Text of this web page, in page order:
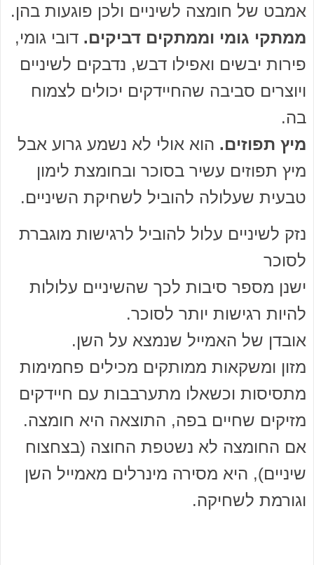
אמבט של חומצה לשיניים ולכן פוגעות בהן.
ממתקי גומי וממתקים דביקים. דובי גומי,
פירות יבשים ואפילו דבש, נדבקים לשיניים
ויוצרים סביבה שהחיידקים יכולים לצמוח
בה.
מיץ תפוזים. הוא אולי לא נשמע גרוע אבל
מיץ תפוזים עשיר בסוכר ובחומצת לימון
טבעית שעלולה להוביל לשחיקת השיניים.
נזק לשיניים עלול להוביל לרגישות מוגברת
לסוכר
ישנן מספר סיבות לכך שהשיניים עלולות
להיות רגישות יותר לסוכר.
אובדן של האמייל שנמצא על השן.
מזון ומשקאות ממותקים מכילים פחמימות
מתסיסות וכשאלו מתערבבות עם חיידקים
מזיקים שחיים בפה, התוצאה היא חומצה.
אם החומצה לא נשטפת החוצה (בצחצוח
שיניים), היא מסירה מינרלים מאמייל השן
וגורמת לשחיקה.